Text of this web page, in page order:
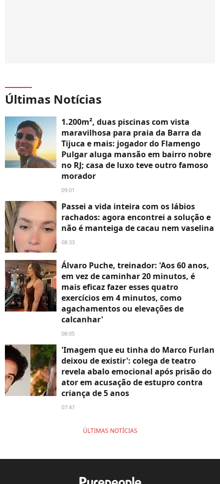
Últimas Notícias
1.200m², duas piscinas com vista
maravilhosa para praia da Barra da
Tijuca e mais: jogador do Flamengo
Pulgar aluga mansão em bairro nobre
no RJ; casa de luxo teve outro famoso
morador
09:01
Passei a vida inteira com os lábios
rachados: agora encontrei a solução e
não é manteiga de cacau nem vaselina
08:33
Álvaro Puche, treinador: 'Aos 60 anos,
em vez de caminhar 20 minutos, é
mais eficaz fazer esses quatro
exercícios em 4 minutos, como
agachamentos ou elevações de
calcanhar'
08:05
'Imagem que eu tinha do Marco Furlan
deixou de existir': colega de teatro
revela abalo emocional após prisão do
ator em acusação de estupro contra
criança de 5 anos
07:47
ÚLTIMAS NOTÍCIAS